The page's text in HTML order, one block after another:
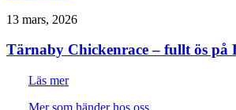
13 mars, 2026
Tärnaby Chickenrace – fullt ös på
Läs mer
Mer som händer hos oss